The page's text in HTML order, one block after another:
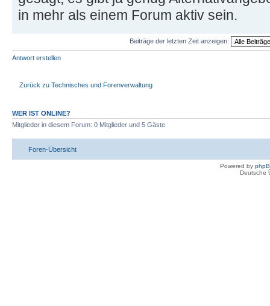
in mehr als einem Forum aktiv sein.
Beiträge der letzten Zeit anzeigen:
Antwort erstellen
Zurück zu Technisches und Forenverwaltung
WER IST ONLINE?
Mitglieder in diesem Forum: 0 Mitglieder und 5 Gäste
Foren-Übersicht
Powered by
Deutsche